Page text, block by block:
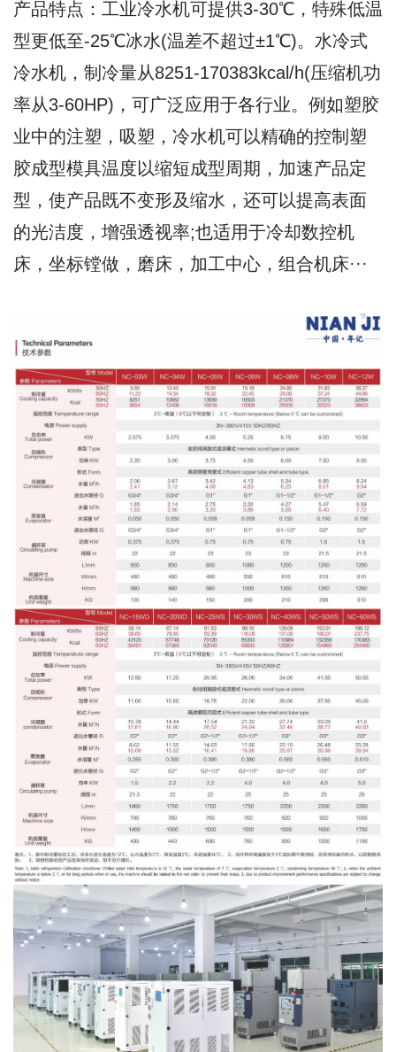
产品特点：工业冷水机可提供3-30℃，特殊低温
型更低至-25℃冰水(温差不超过±1℃)。水冷式
冷水机，制冷量从8251-170383kcal/h(压缩机功
率从3-60HP)，可广泛应用于各行业。例如塑胶
业中的注塑，吸塑，冷水机可以精确的控制塑
胶成型模具温度以缩短成型周期，加速产品定
型，使产品既不变形及缩水，还可以提高表面
的光洁度，增强透视率;也适用于冷却数控机
床，坐标镗做，磨床，加工中心，组合机床···